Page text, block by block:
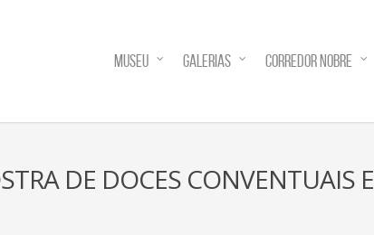
MUSEU GALERIAS CORREDOR NOBRE
DE DOCES CONVENTUAIS E